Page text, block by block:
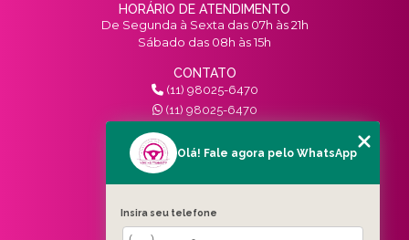
HORÁRIO DE ATENDIMENTO
De Segunda à Sexta das 07h às 21h
Sábado das 08h às 15h
CONTATO
(11) 98025-6470
(11) 98025-6470
contato@vivinotransito.com.br
SIGA-NOS!
MENU
HOME
Olá! Fale agora pelo WhatsApp
Insira seu telefone